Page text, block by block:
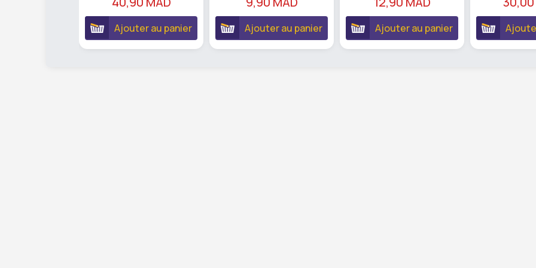
Ajouter au panier Ajouter au panier Ajouter au panier